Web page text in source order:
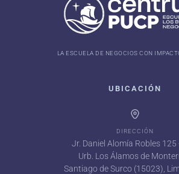
LA ESCUELA DE NEGOCIOS CON
UBICACIÓN
DIRECCIÓN
Jr. Daniel Alomía Robles 125
Urb. Los Álamos de
Santiago de Surco (15023),